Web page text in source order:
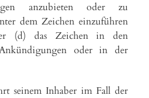
anzubieten oder zu
dem Zeichen einzuführen
(d) das Zeichen in den
oder in der
seinem Inhaber im Fall der